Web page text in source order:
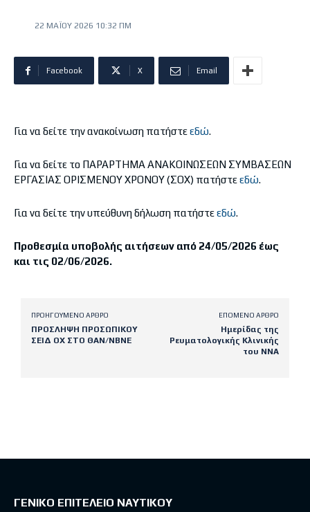
22 ΜΑΪ́ΟΥ 2026 10:32 ΠΜ
Facebook X Email
Για να δείτε την ανακοίνωση πατήστεεδώ.
Για να δείτε το ΠΑΡΑΡΤΗΜΑ ΑΝΑΚΟΙΝΩΣΕΩΝ ΣΥΜΒΑΣΕΩΝ
ΕΡΓΑΣΙΑΣ ΟΡΙΣΜΕΝΟΥ ΧΡΟΝΟΥ (ΣΟΧ) πατήστεεδώ.
Για να δείτε την υπεύθυνη δήλωση πατήστεεδώ.
Προθεσμία υποβολής αιτήσεων από 24/05/2026 έως
και τις 02/06/2026.
ΠΡΟΗΓΟΎΜΕΝΟ ΆΡΘΡΟ
ΠΡΟΣΛΗΨΗ ΠΡΟΣΩΠΙΚΟΥ
ΣΕΙΔ ΟΧ ΣΤΟ ΘΑΝ/ΝΒΝΕ
ΕΠΌΜΕΝΟ ΆΡΘΡΟ
Ημερίδας της
Ρευματολογικής Κλινικής
του ΝΝΑ
ΓΕΝΙΚΟ ΕΠΙΤΕΛΕΙΟ ΝΑΥΤΙΚΟΥ